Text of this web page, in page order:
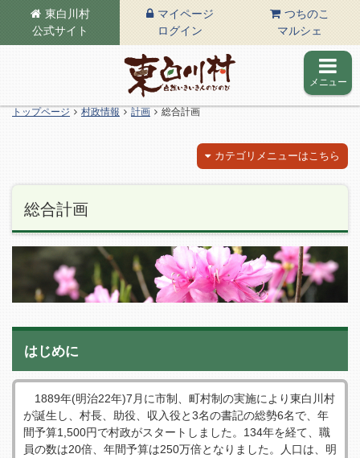
東白川村
公式サイト
マイページ
ログイン
つちのこ
マルシェ
東白川村の公式サイト
メニュー
トップページ 村政情報 計画 総合計画
カテゴリメニューはこちら
総合計画
はじめに
1889年(明治22年)7⽉に市制、町村制の実施により東⽩川村
が誕⽣し、村⻑、助役、収⼊役と3名の書記の総勢6名で、年
間予算1,500円で村政がスタートしました。134年を経て、職
員の数は20倍、年間予算は250万倍となりました。人口は、明